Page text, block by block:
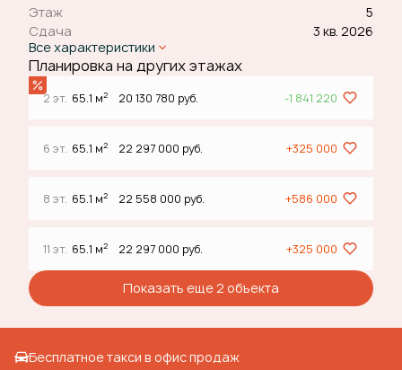
Этаж
5
Сдача
3 кв. 2026
Все характеристики
Планировка на других этажах
2 эт. 65.1 м2 20 130 780 руб. -1 841 220
6 эт. 65.1 м2 22 297 000 руб. +325 000
8 эт. 65.1 м2 22 558 000 руб. +586 000
11 эт. 65.1 м2 22 297 000 руб. +325 000
Показать еще 2 объектa
Бесплатное такси в офис продаж